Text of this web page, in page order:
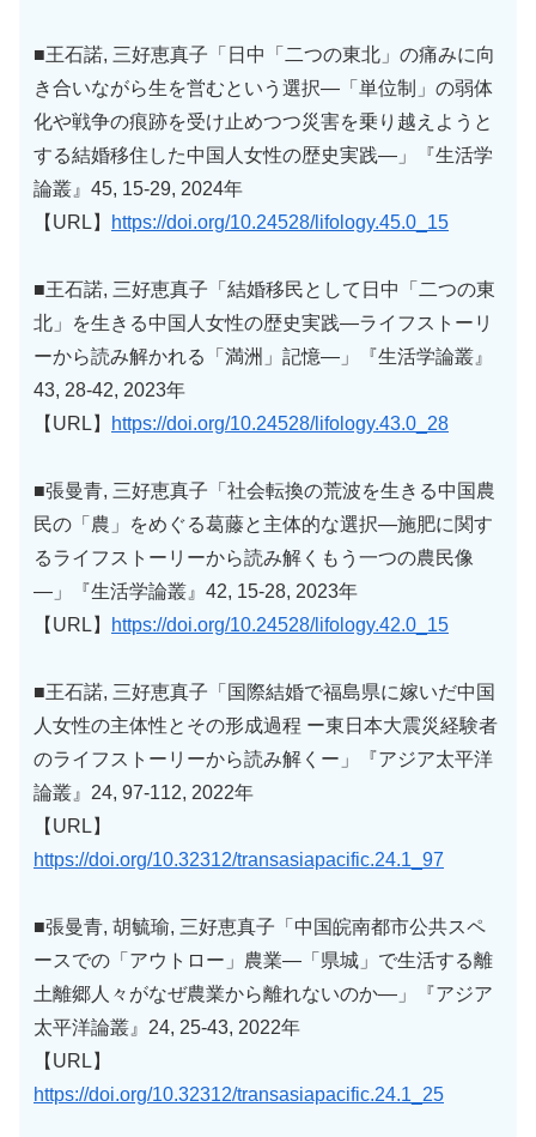
■王石諾, 三好恵真子「日中「二つの東北」の痛みに向
き合いながら生を営むという選択―「単位制」の弱体
化や戦争の痕跡を受け止めつつ災害を乗り越えようと
する結婚移住した中国人女性の歴史実践―」『生活学
論叢』45, 15-29, 2024年
【URL】
https://doi.org/10.24528/lifology.45.0_15
■王石諾, 三好恵真子「結婚移民として日中「二つの東
北」を生きる中国人女性の歴史実践―ライフストーリ
ーから読み解かれる「満洲」記憶―」『生活学論叢』
43, 28-42, 2023年
【URL】
https://doi.org/10.24528/lifology.43.0_28
■張曼青, 三好恵真子「社会転換の荒波を生きる中国農
民の「農」をめぐる葛藤と主体的な選択―施肥に関す
るライフストーリーから読み解くもう一つの農民像
―」『生活学論叢』42, 15-28, 2023年
【URL】
https://doi.org/10.24528/lifology.42.0_15
■王石諾, 三好恵真子「国際結婚で福島県に嫁いだ中国
人女性の主体性とその形成過程 ー東日本大震災経験者
のライフストーリーから読み解くー」『アジア太平洋
論叢』24, 97-112, 2022年
【URL】
https://doi.org/10.32312/transasiapacific.24.1_97
■張曼青, 胡毓瑜, 三好恵真子「中国皖南都市公共スペ
ースでの「アウトロー」農業―「県城」で生活する離
土離郷人々がなぜ農業から離れないのか―」『アジア
太平洋論叢』24, 25-43, 2022年
【URL】
https://doi.org/10.32312/transasiapacific.24.1_25